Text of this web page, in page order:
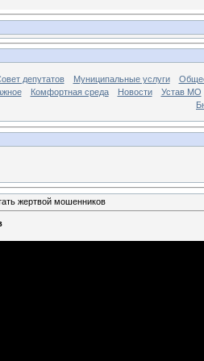
депутатов Муниципальные услуги
Комфортная среда Новости
Устав МО
жертвой мошенников